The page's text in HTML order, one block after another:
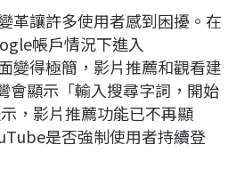
革讓許多使用者感到困擾。在
帳戶情況下進入
變得極簡，影片推薦和觀看建
會顯示「輸入搜尋字詞，開始
，影片推薦功能已不再顯
是否強制使用者持續登